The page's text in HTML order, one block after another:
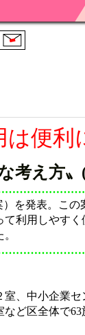
便
考え方
を発表。この
利用しやす
、中小企業セ
など区全体で63